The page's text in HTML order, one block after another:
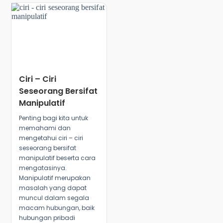
Ciri – Ciri
Seseorang Bersifat
Manipulatif
Penting bagi kita untuk
memahami dan
mengetahui ciri – ciri
seseorang bersifat
manipulatif beserta cara
mengatasinya.
Manipulatif merupakan
masalah yang dapat
muncul dalam segala
macam hubungan, baik
hubungan pribadi